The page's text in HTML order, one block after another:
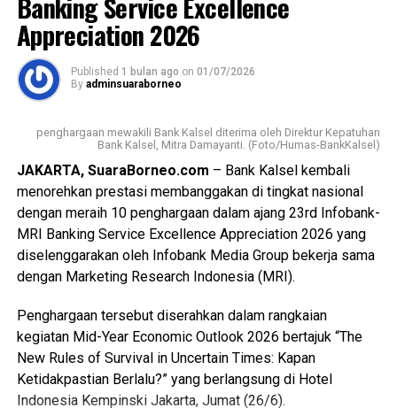
Melalui kolaborasi antara dunia perbankan, komunitas, dan
pelaku usaha, Festival Kuliner Khas Banjar Jakarta 2026
diharapkan menjadi penggerak ekonomi berbasis budaya.
Selain melestarikan warisan kuliner daerah, kegiatan ini
UMKM sekaligus memperkuat posisi produk lokal
Kalimantan Selatan di tengah persaingan pasar yang
semakin kompetitif. [adv]
Views: 44
Bagikan ke
Messenger 0 Twitter/X 0
Appreciation 2026
Published 1 bulan ago on 01/07/2026
By adminsuaraborneo
penghargaan mewakili Bank Kalsel diterima oleh Direktur Kepatuhan
Bank Kalsel, Mitra Damayanti. (Foto/Humas-BankKalsel)
JAKARTA, SuaraBorneo.com – Bank Kalsel kembali
menorehkan prestasi membanggakan di tingkat nasional
dengan meraih 10 penghargaan dalam ajang 23rd Infobank-
MRI Banking Service Excellence Appreciation 2026 yang
diselenggarakan oleh Infobank Media Group bekerja sama
dengan Marketing Research Indonesia (MRI).
Penghargaan tersebut diserahkan dalam rangkaian
kegiatan Mid-Year Economic Outlook 2026 bertajuk “The
New Rules of Survival in Uncertain Times: Kapan
Ketidakpastian Berlalu?” yang berlangsung di Hotel
Indonesia Kempinski Jakarta, Jumat (26/6).